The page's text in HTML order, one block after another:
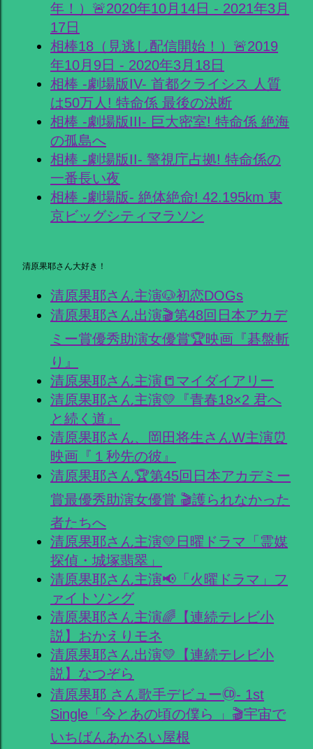
年！）🚨2020年10月14日 - 2021年3月
17日
相棒18（見逃し配信開始！）🚨2019
年10月9日 - 2020年3月18日
相棒 -劇場版IV- 首都クライシス 人質
は50万人! 特命係 最後の決断
相棒 -劇場版III- 巨大密室! 特命係 絶海
の孤島へ
相棒 -劇場版II- 警視庁占拠! 特命係の
一番長い夜
相棒 -劇場版- 絶体絶命! 42.195km 東
京ビッグシティマラソン
清原果耶さん大好き！
清原果耶さん主演🐶初恋DOGs
清原果耶さん出演🎬第48回日本アカデ
ミー賞優秀助演女優賞🏆映画『碁盤斬
り』
清原果耶さん主演📒マイダイアリー
清原果耶さん主演💛『青春18×2 君へ
と続く道』
清原果耶さん、岡田将生さんW主演⏰
映画『１秒先の彼』
清原果耶さん🏆第45回日本アカデミー
賞最優秀助演女優賞 🎬護られなかった
者たちへ
清原果耶さん主演💛日曜ドラマ「霊媒
探偵・城塚翡翠」
清原果耶さん主演📢「火曜ドラマ」フ
ァイトソング
清原果耶さん主演🌈【連続テレビ小
説】おかえりモネ
清原果耶さん出演💛【連続テレビ小
説】なつぞら
清原果耶 さん歌手デビュー🄭- 1st
Single「今とあの頃の僕ら 」🎬宇宙で
いちばんあかるい屋根